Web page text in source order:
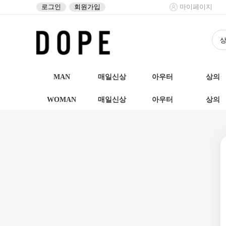
로그인 회원가입 마이페이지
MAN 매일신상 아우터 상의
WOMAN 매일신상 아우터 상의